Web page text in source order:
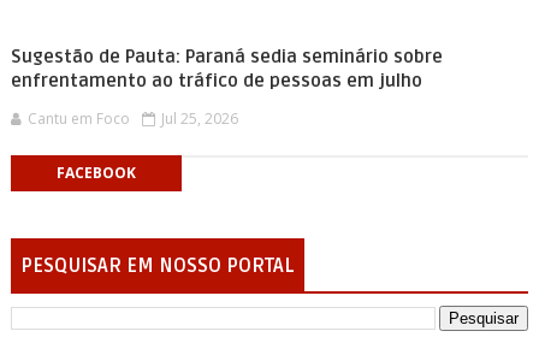
Sugestão de Pauta: Paraná sedia seminário sobre
enfrentamento ao tráfico de pessoas em julho
Cantu em Foco Jul 25, 2026
FACEBOOK
PESQUISAR EM NOSSO PORTAL